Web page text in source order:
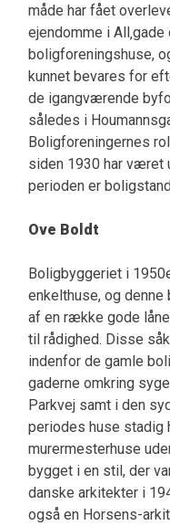
måde har fået
ejendomme i
boligforeningshuse,
kunnet bevares for
de igangværende
således i
Boligforeningernes
siden 1930 har været
perioden er
Ove Boldt
Boligbyggeriet i
enkelthuse, og
af en række gode
til rådighed. Disse
indenfor de gamle
gaderne omkring
Parkvej samt i den
periodes huse stadig
murermesterhuse
bygget i en stil, der
danske arkitekter i
også en Horsens-